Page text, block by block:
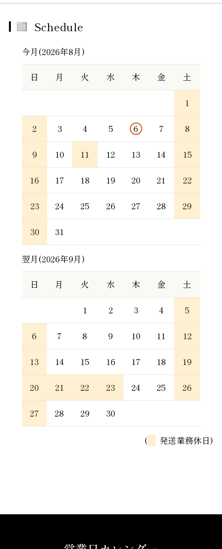
Schedule
今月(2026年8月)
日 月 火 水 木 金 土
1
2 3 4 5 6 7 8
9 10 11 12 13 14 15
16 17 18 19 20 21 22
23 24 25 26 27 28 29
30 31
翌月(2026年9月)
日 月 火 水 木 金 土
1 2 3 4 5
6 7 8 9 10 11 12
13 14 15 16 17 18 19
20 21 22 23 24 25 26
27 28 29 30
( 発送業務休日)